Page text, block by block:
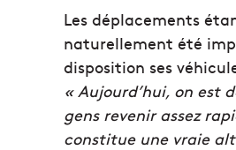
Les déplacements
naturellement été
disposition ses
« Aujourd’hui, on est
gens revenir assez
constitue une vraie